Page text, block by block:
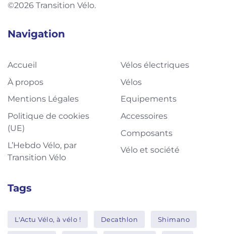
©2026 Transition Vélo.
Navigation
Accueil
À propos
Mentions Légales
Politique de cookies
(UE)
L’Hebdo Vélo, par
Transition Vélo
Vélos électriques
Vélos
Equipements
Accessoires
Composants
Vélo et société
Tags
L'Actu Vélo, à vélo ! Decathlon Shimano